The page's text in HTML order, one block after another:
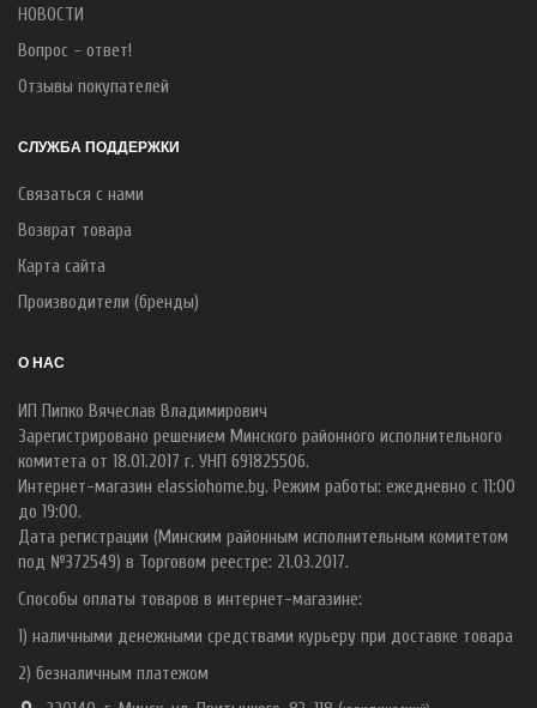
НОВОСТИ
Вопрос - ответ!
Отзывы покупателей
СЛУЖБА ПОДДЕРЖКИ
Связаться с нами
Возврат товара
Карта сайта
Производители (бренды)
О НАС
ИП Пипко Вячеслав Владимирович
Зарегистрировано решением Минского районного исполнительного
комитета от 18.01.2017 г. УНП 691825506.
Интернет-магазин elassiohome.by. Режим работы: ежедневно с 11:00
до 19:00.
Дата регистрации (Минским районным исполнительным комитетом
под №372549) в Торговом реестре: 21.03.2017.
Способы оплаты товаров в интернет-магазине:
1) наличными денежными средствами курьеру при доставке товара
2) безналичным платежом